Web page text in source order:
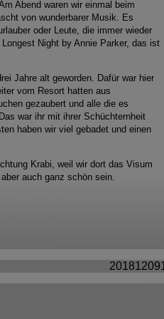
Abend waren wir einmal beim
von wunderbarer Musik. Es
oder Leute, die immer wieder
Night by Annie Parker, das ist
Jahre alt geworden. Dafür war hier
vom Resort hatten aus
gezaubert und alle die es
war ihr mit ihrer Schüchternheit
haben wir viel gebadet und einen
Krabi, weil wir dort das Visum
auch ganz schön sein.